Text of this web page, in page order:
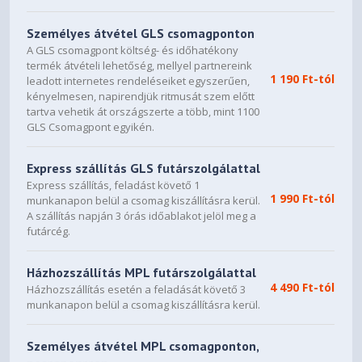
Rear Fan
1 x 120mm Max.
1 x 12 BK or WH Fan included
Bottom Fans
2 x 120mm Max.
Front radiator
280mm Max.
Top radiator
I/O Ports
Air Mesh G3 Version: 1 x USB3.0 | 2 x USB2.0 | HD
Személyes átvétel GLS csomagponton
A GLS csomagpont költség- és időhatékony
termék átvételi lehetőség, mellyel partnereink
leadott internetes rendeléseiket egyszerűen,
kényelmesen, napirendjük ritmusát szem előtt
tartva vehetik át országszerte a több, mint 1100
GLS Csomagpont egyikén.
1 190 Ft-tól
Express szállítás GLS futárszolgálattal
Express szállítás, feladást követő 1
munkanapon belül a csomag kiszállításra kerül.
A szállítás napján 3 órás időablakot jelöl meg a
futárcég.
1 990 Ft-tól
Házhozszállítás MPL futárszolgálattal
Házhozszállítás esetén a feladását követő 3
munkanapon belül a csomag kiszállításra kerül.
4 490 Ft-tól
Személyes átvétel MPL csomagponton,